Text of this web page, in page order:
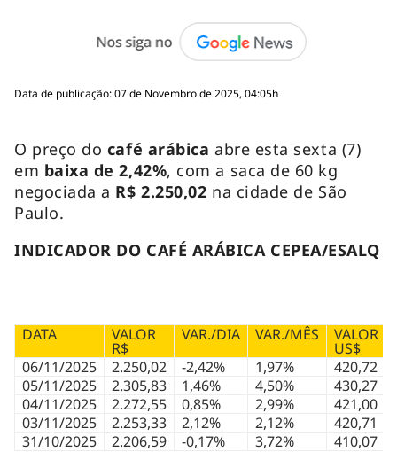
Data de publicação: 07 de Novembro de 2025, 04:05h
O preço do café arábica abre esta sexta (7)
em baixa de 2,42%, com a saca de 60 kg
negociada a R$ 2.250,02 na cidade de São
Paulo.
INDICADOR DO CAFÉ ARÁBICA CEPEA/ESALQ
DATA VALOR
R$
VAR./DIA VAR./MÊS VALOR
US$
06/11/2025
2.250,02 -2,42% 1,97%
420,72
05/11/2025
2.305,83 1,46% 4,50%
430,27
04/11/2025
2.272,55 0,85% 2,99%
421,00
03/11/2025
2.253,33 2,12% 2,12%
420,71
31/10/2025
2.206,59 -0,17% 3,72% 410,07